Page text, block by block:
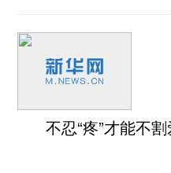
不忍“疼”才能不